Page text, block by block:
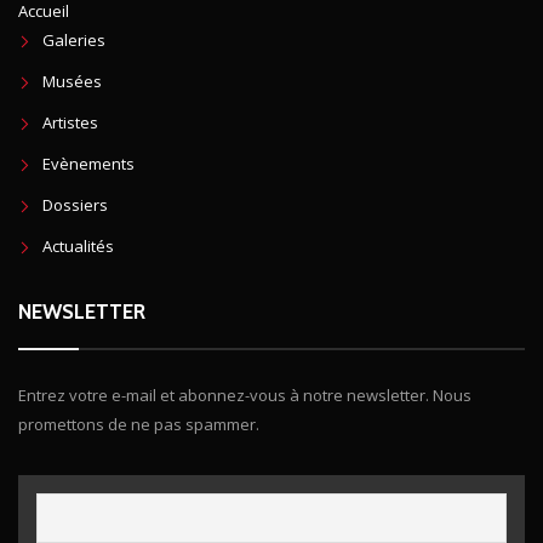
Accueil
Galeries
Musées
Artistes
Evènements
Dossiers
Actualités
NEWSLETTER
Entrez votre e-mail et abonnez-vous à notre newsletter. Nous
promettons de ne pas spammer.